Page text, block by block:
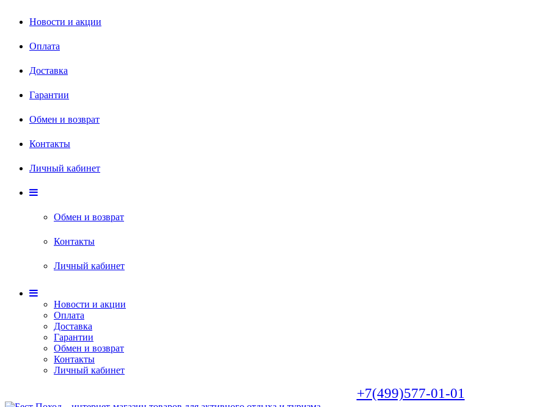
Новости и акции
Оплата
Доставка
Гарантии
Обмен и возврат
Контакты
Личный кабинет
Обмен и возврат
Контакты
Личный кабинет
Новости и акции
Оплата
Доставка
Гарантии
Обмен и возврат
Контакты
Личный кабинет
+7(499)577-01-01